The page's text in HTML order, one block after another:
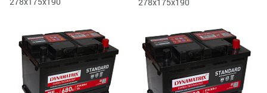
278x175x190